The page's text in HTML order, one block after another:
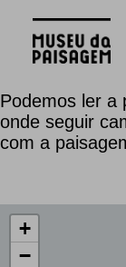
Podemos ler a
onde seguir
com a
+
−